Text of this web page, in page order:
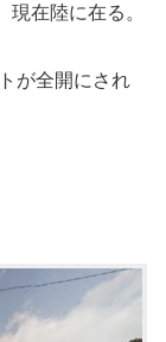
在陸に在る。
が全開にされ